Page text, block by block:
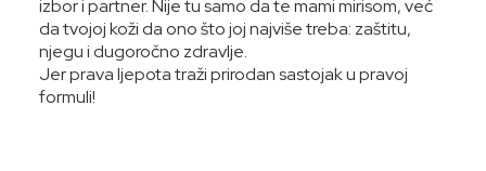
izbor i partner. Nije tu samo da te mami mirisom, već
da tvojoj koži da ono što joj najviše treba: zaštitu,
njegu i dugoročno zdravlje.
Jer prava ljepota traži prirodan sastojak u pravoj
formuli!